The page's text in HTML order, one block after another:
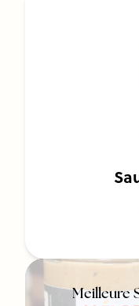
Meilleure